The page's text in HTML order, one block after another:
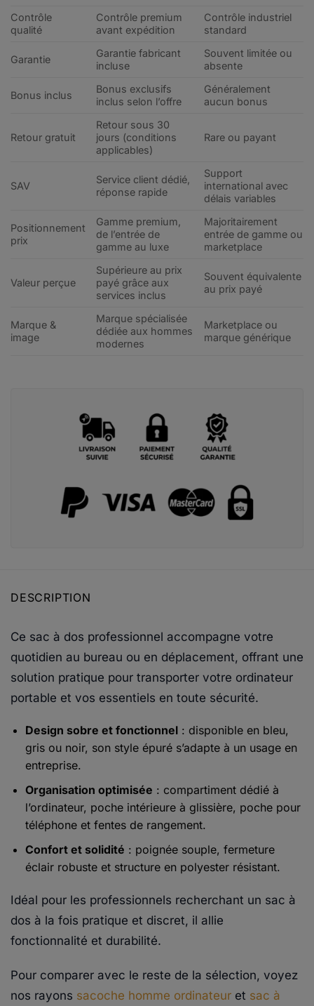
Contrôle
qualité
Contrôle premium
avant expédition
Contrôle industriel
standard
Garantie
Garantie fabricant
incluse
Souvent limitée ou
absente
Bonus inclus
Bonus exclusifs
inclus selon l’offre
Généralement
aucun bonus
Retour gratuit
Retour sous 30
jours (conditions
applicables)
Rare ou payant
SAV
Service client dédié,
réponse rapide
Support
international avec
délais variables
Positionnement
prix
Gamme premium,
de l’entrée de
gamme au luxe
Majoritairement
entrée de gamme ou
marketplace
Valeur perçue
Supérieure au prix
payé grâce aux
services inclus
Souvent équivalente
au prix payé
Marque &
image
Marque spécialisée
dédiée aux hommes
modernes
Marketplace ou
marque générique
DESCRIPTION
Ce sac à dos professionnel accompagne votre
quotidien au bureau ou en déplacement, offrant une
solution pratique pour transporter votre ordinateur
portable et vos essentiels en toute sécurité.
Design sobre et fonctionnel: disponible en bleu,
gris ou noir, son style épuré s’adapte à un usage en
entreprise.
Organisation optimisée : compartiment dédié à
l’ordinateur, poche intérieure à glissière, poche pour
téléphone et fentes de rangement.
Confort et solidité : poignée souple, fermeture
éclair robuste et structure en polyester résistant.
Idéal pour les professionnels recherchant un sac à
dos à la fois pratique et discret, il allie
fonctionnalité et durabilité.
Pour comparer avec le reste de la sélection, voyez
nos rayons sacoche homme ordinateur et sac à